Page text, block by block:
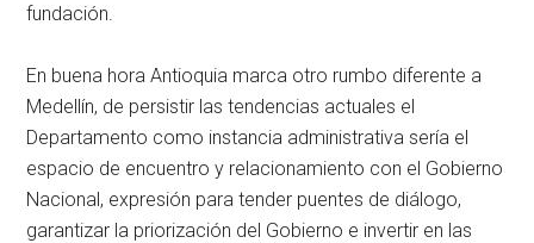
fundación.
En buena hora Antioquia marca otro rumbo diferente a
Medellín, de persistir las tendencias actuales el
Departamento como instancia administrativa sería el
espacio de encuentro y relacionamiento con el Gobierno
Nacional, expresión para tender puentes de diálogo,
garantizar la priorización del Gobierno e invertir en las